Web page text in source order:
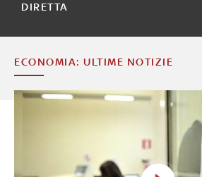
DIRETTA
ECONOMIA: ULTIME NOTIZIE